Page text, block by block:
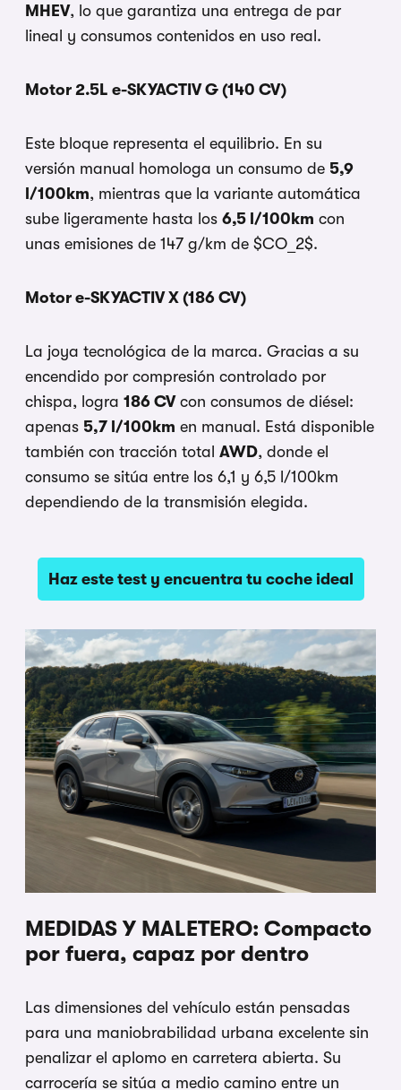
MHEV, lo que garantiza una entrega de par
lineal y consumos contenidos en uso real.
Motor 2.5L e-SKYACTIV G (140 CV)
Este bloque representa el equilibrio. En su
versión manual homologa un consumo de 5,9
l/100km, mientras que la variante automática
sube ligeramente hasta los 6,5 l/100km con
unas emisiones de 147 g/km de $CO_2$.
Motor e-SKYACTIV X (186 CV)
La joya tecnológica de la marca. Gracias a su
encendido por compresión controlado por
chispa, logra 186 CVcon consumos de diésel:
apenas 5,7 l/100km en manual. Está disponible
también con tracción total AWD, donde el
consumo se sitúa entre los 6,1 y 6,5 l/100km
dependiendo de la transmisión elegida.
Haz este test y encuentra tu coche ideal
MEDIDAS Y MALETERO: Compacto
por fuera, capaz por dentro
Las dimensiones del vehículo están pensadas
para una maniobrabilidad urbana excelente sin
penalizar el aplomo en carretera abierta. Su
carrocería se sitúa a medio camino entre un